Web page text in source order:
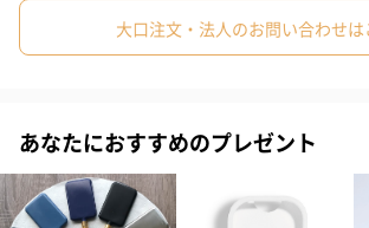
・アルコール・塩素系成分不使用
・無香料
高い安全性
100%植物由来の食品素材
#20代前半 #20代後半 #30
大口注文・法人のお問い合わせは
あなたにおすすめのプレゼント